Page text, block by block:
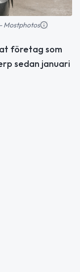
Mostphotos
företag som
sedan januari